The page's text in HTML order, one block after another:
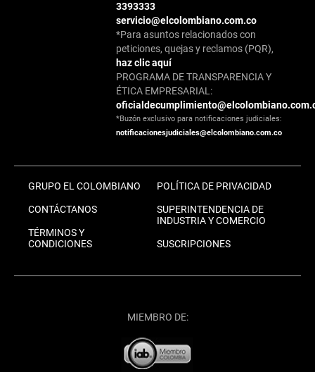
3393333
servicio@elcolombiano.com.co
*Para asuntos relacionados con
peticiones, quejas y reclamos (PQR),
haz clic aquí
PROGRAMA DE TRANSPARENCIA Y
ÉTICA EMPRESARIAL:
*Buzón exclusivo para notificaciones judiciales:
notificacionesjudiciales@elcolombiano.com.co
GRUPO EL COLOMBIANO
CONTÁCTANOS
TÉRMINOS Y
CONDICIONES
POLÍTICA DE PRIVACIDAD
SUPERINTENDENCIA DE
INDUSTRIA Y COMERCIO
SUSCRIPCIONES
MIEMBRO DE: